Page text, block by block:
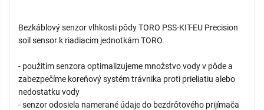
Bezkáblový senzor vlhkosti pôdy TORO PSS-KIT-EU Precision
soil sensor k riadiacim jednotkám TORO.
- použitím senzora optimalizujeme množstvo vody v pôde a
zabezpečíme koreňový systém trávnika proti prieliatiu alebo
nedostatku vody
- senzor odosiela namerané údaje do bezdrôtového prijímača